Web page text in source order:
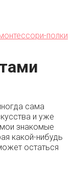
полки
сама
и уже
знакомые
какой-нибудь
остаться